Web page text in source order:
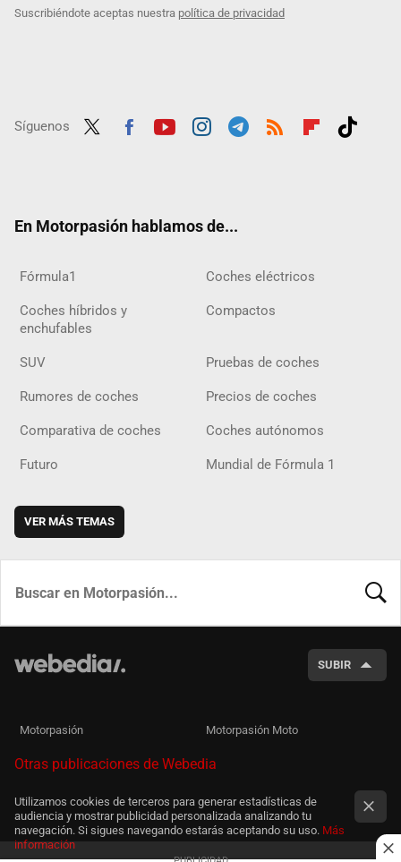
Suscribiéndote aceptas nuestra política de privacidad
Síguenos
En Motorpasión hablamos de...
Fórmula1 Coches eléctricos
Coches híbridos y
enchufables
Compactos
SUV Pruebas de coches
Rumores de coches Precios de coches
Comparativa de coches Coches autónomos
Futuro Mundial de Fórmula 1
VER MÁS TEMAS
SUBIR
Motorpasión Motorpasión Moto
Otras publicaciones de Webedia
Utilizamos cookies de terceros para generar estadísticas de
audiencia y mostrar publicidad personalizada analizando tu
navegación. Si sigues navegando estarás aceptando su uso. Más
información